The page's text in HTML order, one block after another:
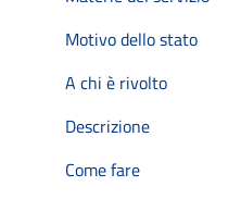
Motivo dello stato
A chi è rivolto
Descrizione
Come fare